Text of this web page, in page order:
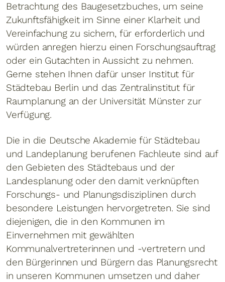
Betrachtung des Baugesetzbuches, um seine
Zukunftsfähigkeit im Sinne einer Klarheit und
Vereinfachung zu sichern, für erforderlich und
würden anregen hierzu einen Forschungsauftrag
oder ein Gutachten in Aussicht zu nehmen.
Gerne stehen Ihnen dafür unser Institut für
Städtebau Berlin und das Zentralinstitut für
Raumplanung an der Universität Münster zur
Verfügung.
Die in die Deutsche Akademie für Städtebau
und Landeplanung berufenen Fachleute sind auf
den Gebieten des Städtebaus und der
Landesplanung oder den damit verknüpften
Forschungs- und Planungsdisziplinen durch
besondere Leistungen hervorgetreten. Sie sind
diejenigen, die in den Kommunen im
Einvernehmen mit gewählten
Kommunalvertreterinnen und -vertretern und
den Bürgerinnen und Bürgern das Planungsrecht
in unseren Kommunen umsetzen und daher